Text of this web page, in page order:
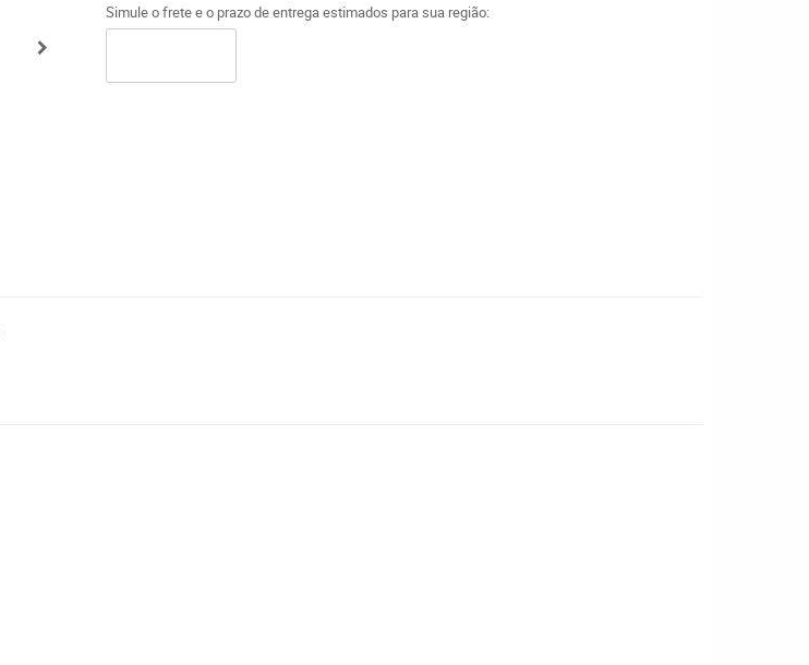
Simule o frete e o prazo de entrega estimados para sua região: